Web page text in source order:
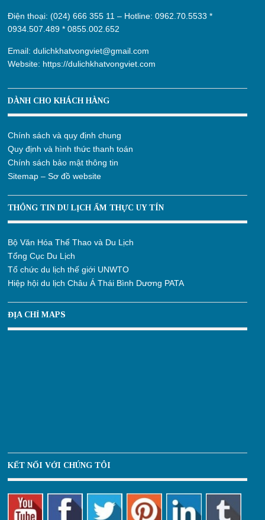
Điện thoại: (024) 666 355 11 – Hotline:0962.70.5533 *
0934.507.489 *0855.002.652
Email:dulichkhatvongviet@gmail.com
Website: https://dulichkhatvongviet.com
DÀNH CHO KHÁCH HÀNG
Chính sách và quy định chung
Quy định và hình thức thanh toán
Chính sách bảo mật thông tin
Sitemap – Sơ đồ website
THÔNG TIN DU LỊCH ẨM THỰC UY TÍN
Bộ Văn Hóa Thể Thao và Du Lịch
Tổng Cục Du Lịch
Tổ chức du lịch thế giới UNWTO
Hiệp hội du lịch Châu Á Thái Bình Dương PATA
ĐỊA CHỈ MAPS
KẾT NỐI VỚI CHÚNG TÔI